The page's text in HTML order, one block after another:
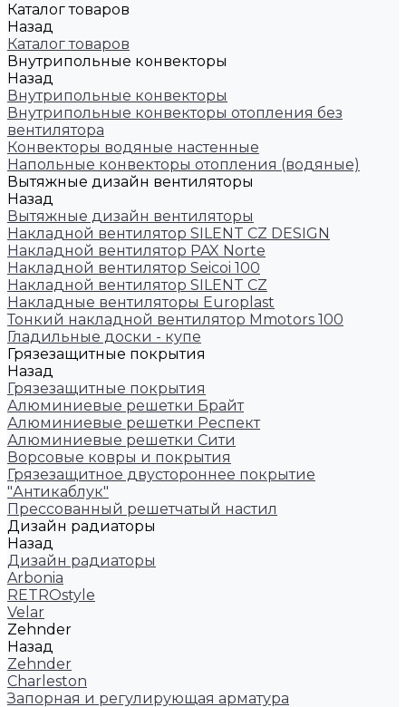
Каталог товаров
Назад
Каталог товаров
Внутрипольные конвекторы
Назад
Внутрипольные конвекторы
Внутрипольные конвекторы отопления без
вентилятора
Конвекторы водяные настенные
Напольные конвекторы отопления (водяные)
Вытяжные дизайн вентиляторы
Назад
Вытяжные дизайн вентиляторы
Накладной вентилятор SILENT CZ DESIGN
Накладной вентилятор PAX Norte
Накладной вентилятор Seicoi 100
Накладной вентилятор SILENT CZ
Накладные вентиляторы Europlast
Тонкий накладной вентилятор Mmotors 100
Гладильные доски - купе
Грязезащитные покрытия
Назад
Грязезащитные покрытия
Алюминиевые решетки Брайт
Алюминиевые решетки Респект
Алюминиевые решетки Сити
Ворсовые ковры и покрытия
Грязезащитное двустороннее покрытие
"Антикаблук"
Прессованный решетчатый настил
Дизайн радиаторы
Назад
Дизайн радиаторы
Arbonia
RETROstyle
Velar
Zehnder
Назад
Zehnder
Charleston
Запорная и регулирующая арматура